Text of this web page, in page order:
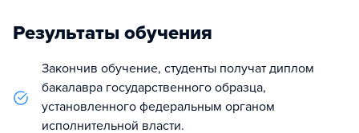
Результаты обучения
Закончив обучение, студенты получат диплом
бакалавра государственного образца,
установленного федеральным органом
исполнительной власти.